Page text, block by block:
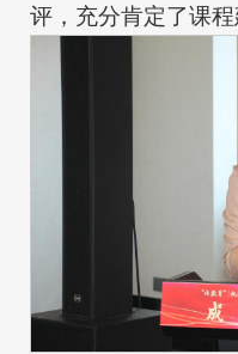
评，充分肯定了课程